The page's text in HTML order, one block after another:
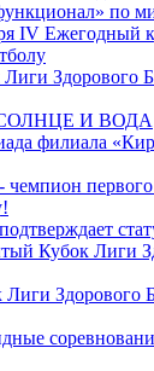
по
IV Ежегодный
Здорового
И ВОДА
филиала
чемпион
Кубок Лиги
Здорового